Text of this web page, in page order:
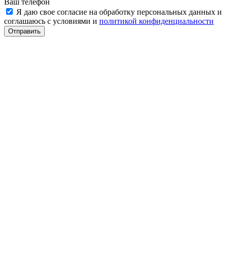
Ваш телефон
Я даю свое согласие на обработку персональных данных и
соглашаюсь с условиями и политикой конфиденциальности
Отправить